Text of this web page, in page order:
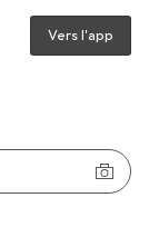
Vers l'app